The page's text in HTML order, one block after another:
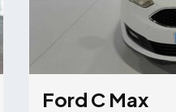
Ford C Max